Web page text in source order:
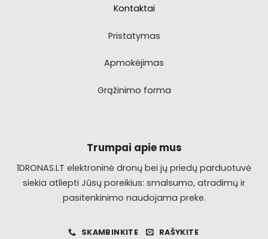
Kontaktai
Pristatymas
Apmokėjimas
Grąžinimo forma
Trumpai apie mus
1DRONAS.LT elektroninė dronų bei jų priedų parduotuvė
siekia atliepti Jūsų poreikius: smalsumo, atradimų ir
pasitenkinimo naudojama preke.
SKAMBINKITE RAŠYKITE